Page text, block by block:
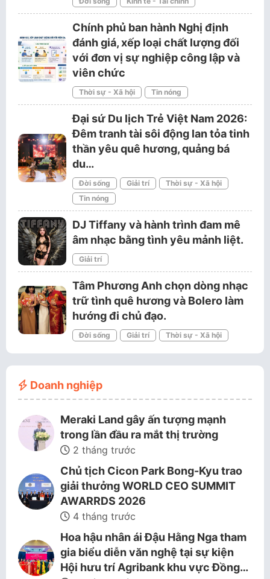
Chính phủ ban hành Nghị định
đánh giá, xếp loại chất lượng đối
với đơn vị sự nghiệp công lập và
viên chức
Thời sự - Xã hội Tin nóng
Đại sứ Du lịch Trẻ Việt Nam 2026:
Đêm tranh tài sôi động lan tỏa tinh
thần yêu quê hương, quảng bá
du…
Đời sống Giải trí
Thời sự - Xã hội
Tin nóng
DJ Tiffany và hành trình đam mê
âm nhạc bằng tình yêu mảnh liệt.
Giải trí
Tâm Phương Anh chọn dòng nhạc
trữ tình quê hương và Bolero làm
hướng đi chủ đạo.
Đời sống Giải trí Thời sự - Xã hội
Doanh nghiệp
Meraki Land gây ấn tượng mạnh
trong lần đầu ra mắt thị trường
2 tháng trước
Chủ tịch Cicon Park Bong-Kyu trao
giải thưởng WORLD CEO SUMMIT
AWARRDS 2026
4 tháng trước
Hoa hậu nhân ái Đậu Hằng Nga tham
gia biểu diễn văn nghệ tại sự kiện
Hội hưu trí Agribank khu vực Đồng…